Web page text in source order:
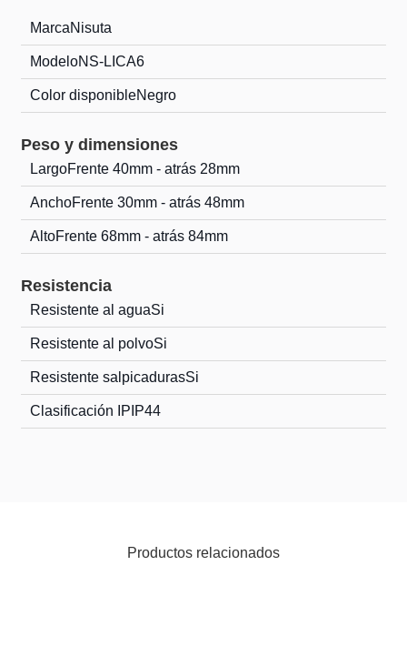
MarcaNisuta
ModeloNS-LICA6
Color disponibleNegro
Peso y dimensiones
LargoFrente 40mm - atrás 28mm
AnchoFrente 30mm - atrás 48mm
AltoFrente 68mm - atrás 84mm
Resistencia
Resistente al aguaSi
Resistente al polvoSi
Resistente salpicadurasSi
Clasificación IP IP44
Productos relacionados